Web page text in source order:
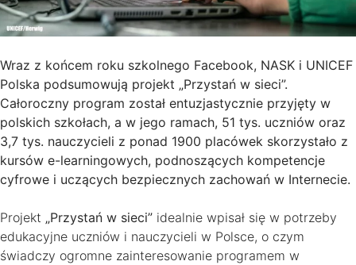
Wraz z końcem roku szkolnego Facebook, NASK i UNICEF
Polska podsumowują projekt „Przystań w sieci”.
Całoroczny program został entuzjastycznie przyjęty w
polskich szkołach, a w jego ramach, 51 tys. uczniów oraz
3,7 tys. nauczycieli z ponad 1900 placówek skorzystało z
kursów e-learningowych, podnoszących kompetencje
cyfrowe i uczących bezpiecznych zachowań w Internecie.
Projekt „Przystań w sieci” idealnie wpisał się w potrzeby
edukacyjne uczniów i nauczycieli w Polsce, o czym
świadczy ogromne zainteresowanie programem w